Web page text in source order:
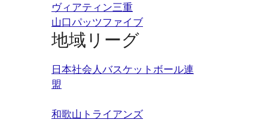
ヴィアティン三重
山口パッツファイブ
地域リーグ
日本社会人バスケットボール連
盟
和歌山トライアンズ